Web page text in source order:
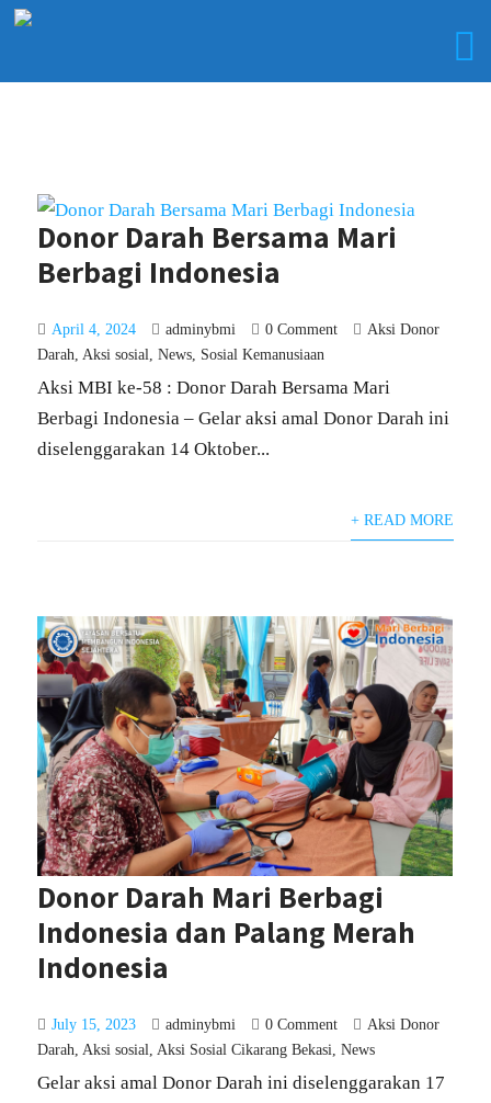
Donor Darah Bersama Mari
Berbagi Indonesia
April 4, 2024 adminybmi 0 Comment
Aksi Donor
Darah,Aksi sosial,News, Sosial Kemanusiaan
Aksi MBI ke-58 : Donor Darah Bersama Mari
Berbagi Indonesia – Gelar aksi amal Donor Darah ini
diselenggarakan 14 Oktober...
+ READ MORE
Donor Darah Mari Berbagi
Indonesia dan Palang Merah
Indonesia
July 15, 2023 adminybmi 0 Comment
Aksi Donor
Darah,Aksi sosial,Aksi Sosial Cikarang Bekasi,News
Gelar aksi amal Donor Darah ini diselenggarakan 17